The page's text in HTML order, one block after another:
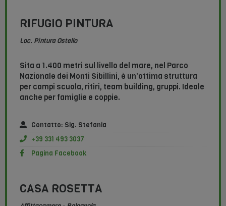
RIFUGIO PINTURA
Loc. Pintura Ostello
Sita a 1.400 metri sul livello del mare, nel Parco
Nazionale dei Monti Sibillini, è un’ottima struttura
per campi scuola, ritiri, team building, gruppi. Ideale
anche per famiglie e coppie.
Contatto: Sig. Stefania
+39 331 493 3037
Pagina Facebook
CASA ROSETTA​